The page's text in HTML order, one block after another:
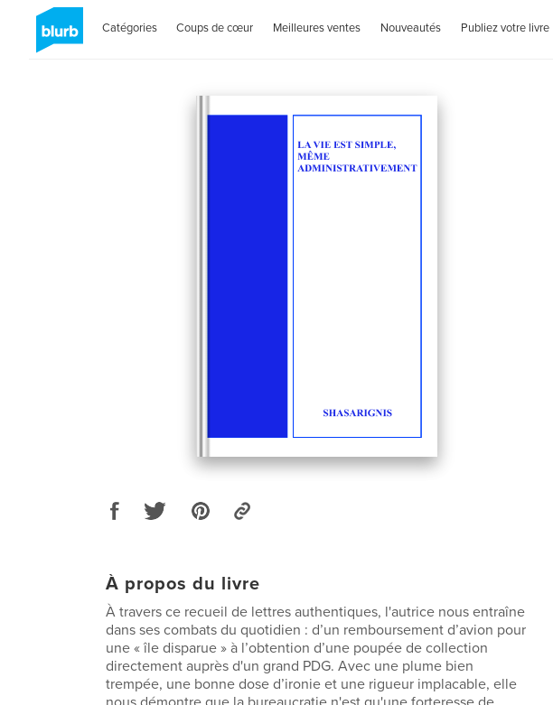
Catégories Coups de cœur Meilleures ventes Nouveautés Publiez votre livre
À propos du livre
À travers ce recueil de lettres authentiques, l'autrice nous entraîne
dans ses combats du quotidien : d’un remboursement d’avion pour
une « île disparue » à l’obtention d’une poupée de collection
directement auprès d'un grand PDG. Avec une plume bien
trempée, une bonne dose d’ironie et une rigueur implacable, elle